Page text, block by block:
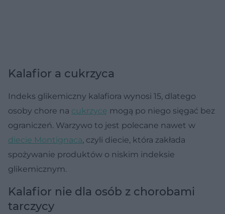
Kalafior a cukrzyca
Indeks glikemiczny kalafiora wynosi 15, dlatego
osoby chore na cukrzycę mogą po niego sięgać bez
ograniczeń. Warzywo to jest polecane nawet w
diecie Montignaca, czyli diecie, która zakłada
spożywanie produktów o niskim indeksie
glikemicznym.
Kalafior nie dla osób z chorobami
tarczycy